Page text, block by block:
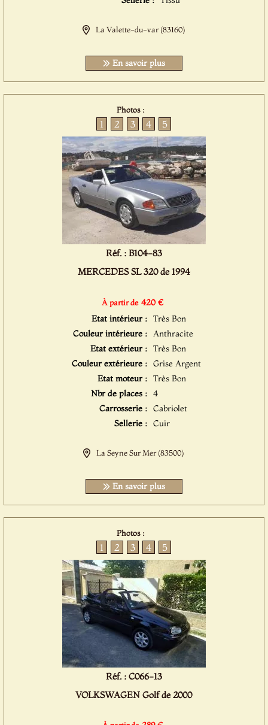
La Valette-du-var (83160)
En savoir plus
Photos :
1 2 3 4 5
Réf. : B104-83
MERCEDES SL 320 de 1994
À partir de 420 €
Etat intérieur : Très Bon
Couleur intérieure : Anthracite
Etat extérieur : Très Bon
Couleur extérieure : Grise Argent
Etat moteur : Très Bon
Nbr de places : 4
Carrosserie : Cabriolet
Sellerie : Cuir
La Seyne Sur Mer (83500)
En savoir plus
Photos :
1 2 3 4 5
Réf. : C066-13
VOLKSWAGEN Golf de 2000